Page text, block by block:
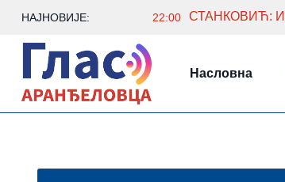
НАЈНОВИЈЕ: 22:00 СТАНКОВИЋ:
Насловна